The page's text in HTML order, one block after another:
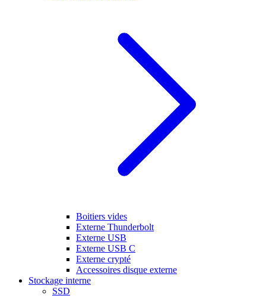
Boitiers vides
Externe Thunderbolt
Externe USB
Externe USB C
Externe crypté
Accessoires disque externe
Stockage interne
SSD